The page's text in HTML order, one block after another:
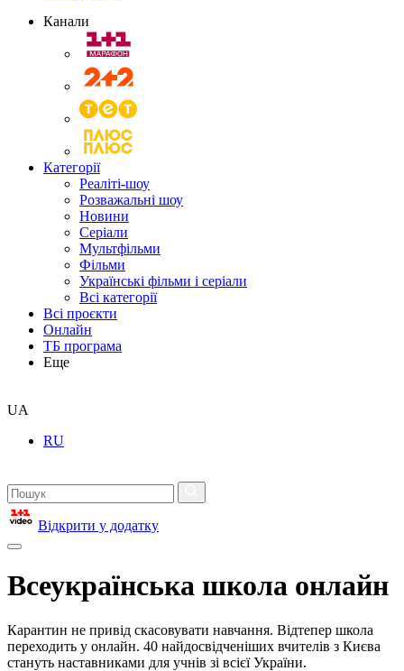
Канали
Категорії
Реаліті-шоу
Розважальні шоу
Новини
Серіали
Мультфільми
Фільми
Українські фільми і серіали
Всі категорії
Всі проєкти
Онлайн
ТБ програма
Еще
UA
RU
Відкрити у додатку
Всеукраїнська школа онлайн
Карантин не привід скасовувати навчання. Відтепер школа
переходить у онлайн. 40 найдосвідченіших вчителів з Києва
стануть наставниками для учнів зі всієї України.